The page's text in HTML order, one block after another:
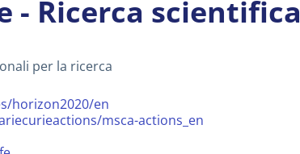
- Ricerca scientifica
per la ricerca
horizon2020/en
msca-actions_en